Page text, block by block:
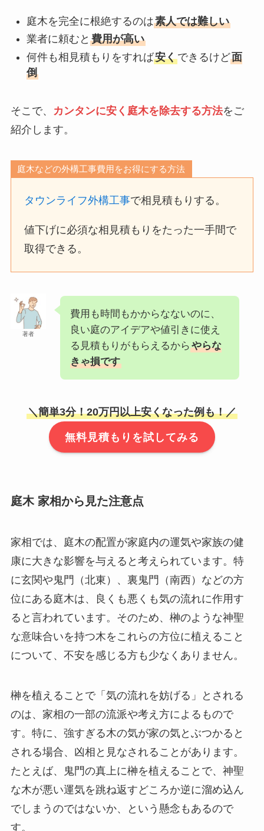
庭木を完全に根絶するのは素人では難しい
業者に頼むと 費用が高い
何件も相見積もりをすれば安くできるけど面
倒
そこで、 カンタンに安く庭木を除去する方法をご
紹介します。
庭木などの外構工事費用をお得にする方法
タウンライフ外構工事で相見積もりする。
値下げに必須な相見積もりをたった一手間で
取得できる。
著者
費用も時間もかからなないのに、
良い庭のアイデアや値引きに使え
る見積もりがもらえるから やらな
きゃ損です
＼簡単3分！20万円以上安くなった例も！／
無料見積もりを試してみる
庭木 家相から見た注意点
家相では、庭木の配置が家庭内の運気や家族の健
康に大きな影響を与えると考えられています。特
に玄関や鬼門（北東）、裏鬼門（南西）などの方
位にある庭木は、良くも悪くも気の流れに作用す
ると言われています。そのため、榊のような神聖
な意味合いを持つ木をこれらの方位に植えること
について、不安を感じる方も少なくありません。
榊を植えることで「気の流れを妨げる」とされる
のは、家相の一部の流派や考え方によるもので
す。特に、強すぎる木の気が家の気とぶつかると
される場合、凶相と見なされることがあります。
たとえば、鬼門の真上に榊を植えることで、神聖
な木が悪い運気を跳ね返すどころか逆に溜め込ん
でしまうのではないか、という懸念もあるので
す。